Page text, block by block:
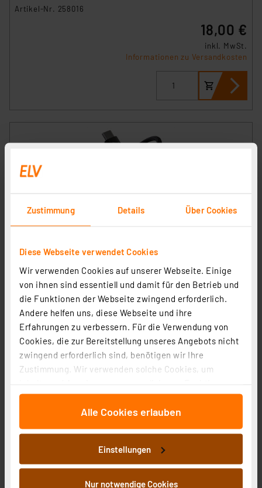
Zustimmung Details Über Cookies
Diese Webseite verwendet Cookies
Wir verwenden Cookies auf unserer Webseite. Einige
von ihnen sind essentiell und damit für den Betrieb und
die Funktionen der Webseite zwingend erforderlich.
Andere helfen uns, diese Webseite und ihre
Erfahrungen zu verbessern. Für die Verwendung von
Cookies, die zur Bereitstellung unseres Angebots nicht
zwingend erforderlich sind, benötigen wir Ihre
Zustimmung. Wir verwenden solche Cookies, um
für soziale Medien anbieten zu können und die Zugriffe
auf unsere Website zu analysieren. Außerdem geben
wir Informationen zu Ihrer Verwendung unserer Website
an unsere Partner für soziale Medien, Werbung und
Analysen weiter. Unsere Partner führen diese
Informationen möglicherweise mit weiteren Daten
zusammen, die Sie ihnen bereitgestellt haben oder die
Alle Cookies erlauben
Einstellungen
Nur notwendige Cookies
Artikel-Nr. 258016
18,00 €
inkl. MwSt.
Informationen zu Versandkosten
Aqiila Cablebird CB11 Sync-/ Ladekabel, 240W, Type-C
Artikel-Nr. 254530
9,00 €
Informationen zu Versandkosten
Aqiila Cablebird CS21 Sync-/ Ladekabel, 60W, Type-C